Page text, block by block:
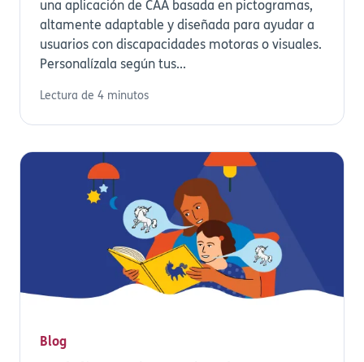
una aplicación de CAA basada en pictogramas,
altamente adaptable y diseñada para ayudar a
usuarios con discapacidades motoras o visuales.
Personalízala según tus...
Lectura de 4 minutos
Blog